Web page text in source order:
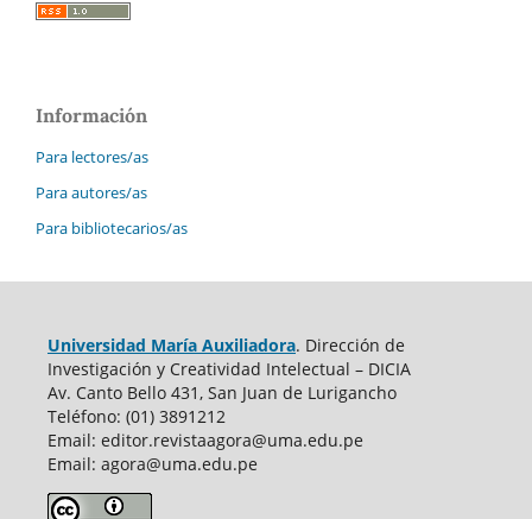
Información
Para lectores/as
Para autores/as
Para bibliotecarios/as
Universidad María Auxiliadora. Dirección de
Investigación y Creatividad Intelectual – DICIA
Av. Canto Bello 431, San Juan de Lurigancho
Teléfono: (01) 3891212
Email: editor.revistaagora@uma.edu.pe
Email: agora@uma.edu.pe